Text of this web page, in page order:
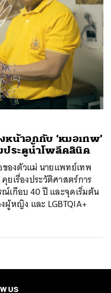
น้าอกกับ ‘หมอเทพ’
ประตูน้ำโพลีคลินิค
องตัวแม่ นายแพทย์เทพ
ยเรื่องประวัติศาสตร์การ
เกือบ 40 ปี และจุดเริ่มต้น
ผู้หญิง และ LGBTQIA+
US
LINE